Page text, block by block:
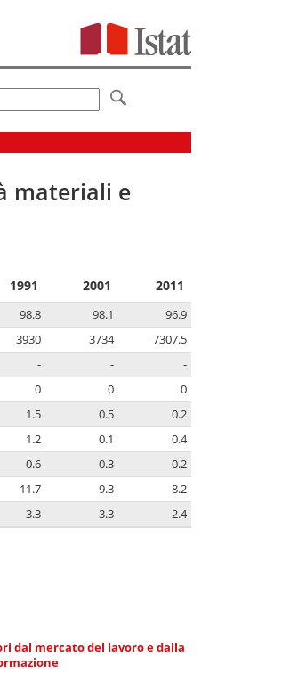
materiali e
1991 2001 2011
98.8 98.1
96.9
3930 3734
7307.5
- -
-
0 0
0
1.5 0.5
0.2
1.2 0.1
0.4
0.6 0.3
0.2
11.7 9.3
8.2
3.3 3.3 2.4
dal mercato del lavoro e dalla